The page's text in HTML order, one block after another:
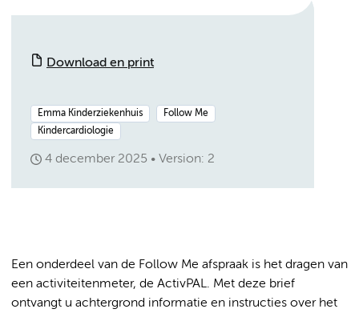
Download en print
Emma Kinderziekenhuis
Follow Me
Kindercardiologie
4 december 2025 Version: 2
Een onderdeel van de Follow Me afspraak is het dragen van
een activiteitenmeter, de ActivPAL. Met deze brief
ontvangt u achtergrond informatie en instructies over het